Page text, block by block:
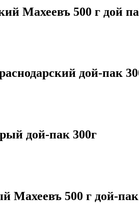
Махеевъ 500 г дой
дой-пак
дой-пак 300г
500 г дой-пак